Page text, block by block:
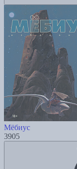
Мёбиус
3905